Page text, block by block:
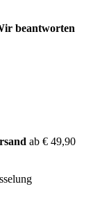
beantworten
ab € 49,90